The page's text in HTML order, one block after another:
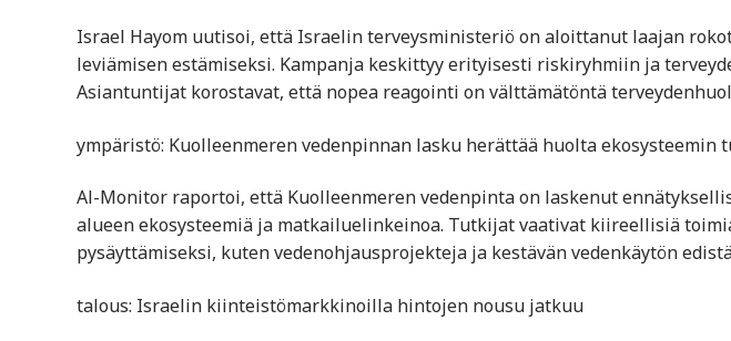
Israel Hayom uutisoi, että Israelin terveysministeriö on aloittanut laajan
leviämisen estämiseksi. Kampanja keskittyy erityisesti riskiryhmiin ja
Asiantuntijat korostavat, että nopea reagointi on välttämätöntä
ympäristö: Kuolleenmeren vedenpinnan lasku herättää huolta ekosysteemin
Al-Monitor raportoi, että Kuolleenmeren vedenpinta on laskenut
alueen ekosysteemiä ja matkailuelinkeinoa. Tutkijat vaativat kiireellisiä
pysäyttämiseksi, kuten vedenohjausprojekteja ja kestävän vedenkäytön
talous: Israelin kiinteistömarkkinoilla hintojen nousu jatkuu